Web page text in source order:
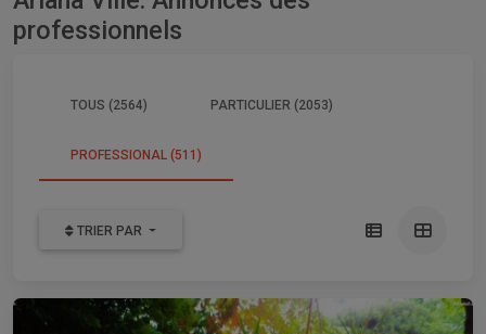
professionnels
TOUS (2564) PARTICULIER (2053)
PROFESSIONAL (511)
TRIER PAR